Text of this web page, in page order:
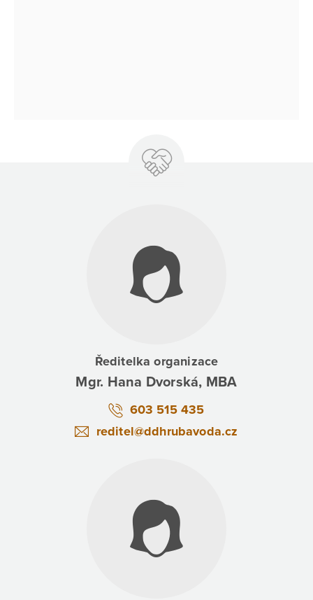
Ředitelka organizace
Mgr. Hana Dvorská, MBA
603 515 435
reditel@ddhrubavoda.cz